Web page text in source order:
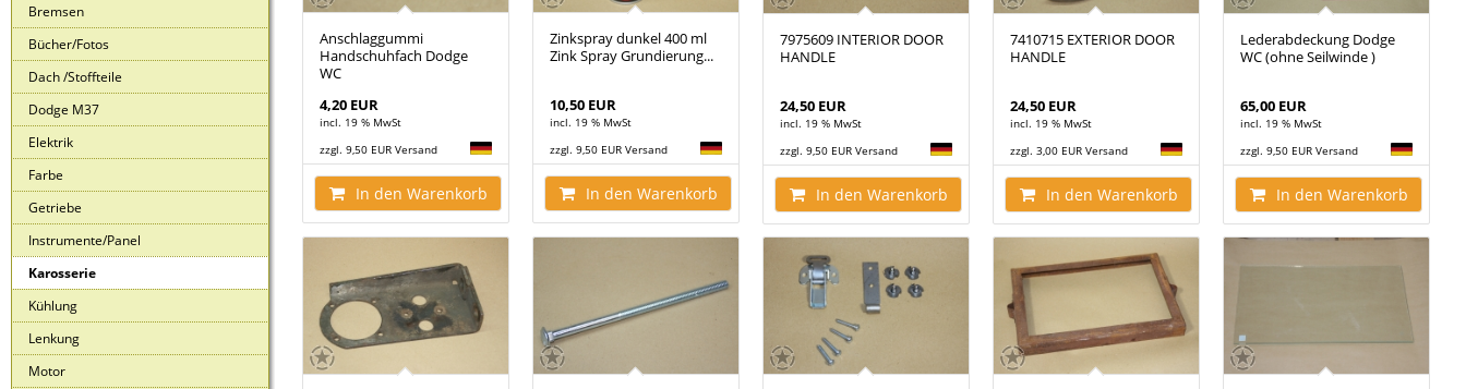
Bremsen
Bücher/Fotos
Dach /Stoffteile
Dodge M37
Elektrik
Farbe
Getriebe
Instrumente/Panel
Karosserie
Kühlung
Lenkung
Motor
Anschlaggummi
Handschuhfach Dodge
WC
4,20 EUR
incl. 19 % MwSt
zzgl. 9,50 EUR Versand
In den Warenkorb
Zinkspray dunkel 400 ml
Zink Spray Grundierung...
10,50 EUR
incl. 19 % MwSt
zzgl. 9,50 EUR Versand
In den Warenkorb
7975609 INTERIOR DOOR
HANDLE
24,50 EUR
incl. 19 % MwSt
zzgl. 9,50 EUR Versand
In den Warenkorb
7410715 EXTERIOR DOOR
HANDLE
24,50 EUR
incl. 19 % MwSt
zzgl. 3,00 EUR Versand
In den Warenkorb
Lederabdeckung Dodge
WC (ohne Seilwinde )
65,00 EUR
incl. 19 % MwSt
zzgl. 9,50 EUR Versand
In den Warenkorb